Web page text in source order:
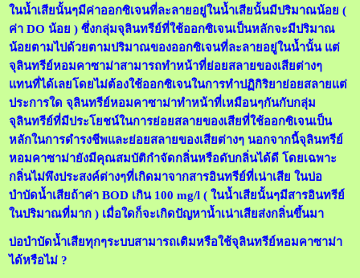
ในน้ำเสียนั้นๆมีค่าออกซิเจนที่ละลายอยู่ในน้ำเสียนั้นมีปริมาณน้อย (
ค่า DO น้อย ) ซึ่งกลุ่มจุลินทรีย์ที่ใช้ออกซิเจนเป็นหลักจะมีปริมาณ
น้อยตามไปด้วยตามปริมาณของออกซิเจนที่ละลายอยู่ในน้ำนั้น แต่
จุลินทรีย์หอมคาซาม่าสามารถทำหน้าที่ย่อยสลายของเสียต่างๆ
แทนที่ได้เลยโดยไม่ต้องใช้ออกซิเจนในการทำปฏิกิริยาย่อยสลายแต่
ประการใด จุลินทรีย์หอมคาซาม่าทำหน้าที่เหมือนๆกันกับกลุ่ม
จุลินทรีย์ที่มีประโยชน์ในการย่อยสลายของเสียที่ใช้ออกซิเจนเป็น
หลักในการดำรงชีพและย่อยสลายของเสียต่างๆ นอกจากนี้จุลินทรีย์
หอมคาซาม่ายังมีคุณสมบัติกำจัดกลิ่นหรือดับกลิ่นได้ดี โดยเฉพาะ
กลิ่นไม่พึงประสงค์ต่างๆที่เกิดมาจากสารอินทรีย์ที่เน่าเสีย ในบ่อ
บำบัดน้ำเสียถ้าค่า BOD เกิน 100 mg/l ( ในน้ำเสียนั้นๆมีสารอินทรีย์
ในปริมาณที่มาก ) เมื่อใดก็จะเกิดปัญหาน้ำเน่าเสียส่งกลิ่นขึ้นมา
บ่อบำบัดน้ำเสียทุกๆระบบสามารถเติมหรือใช้จุลินทรีย์หอมคาซาม่า
ได้หรือไม่ ?